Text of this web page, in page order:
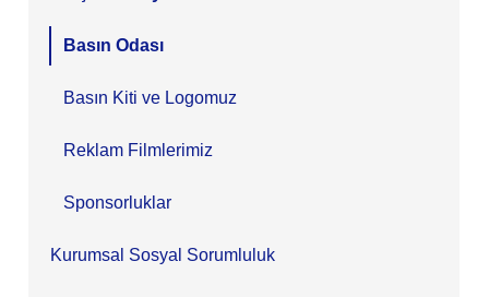
Basın Odası
Basın Kiti ve Logomuz
Reklam Filmlerimiz
Sponsorluklar
Kurumsal Sosyal Sorumluluk